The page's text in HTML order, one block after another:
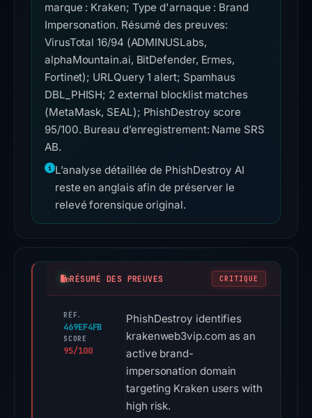
marque : Kraken; Type d'arnaque : Brand
Impersonation. Résumé des preuves:
VirusTotal 16/94 (ADMINUSLabs,
alphaMountain.ai, BitDefender, Ermes,
Fortinet); URLQuery 1 alert; Spamhaus
DBL_PHISH; 2 external blocklist matches
(MetaMask, SEAL); PhishDestroy score
95/100. Bureau d’enregistrement: Name SRS
AB.
L’analyse détaillée de PhishDestroy AI
reste en anglais afin de préserver le
relevé forensique original.
RÉSUMÉ DES PREUVES CRITIQUE
RÉF.
469EF4FB
SCORE
95/100
PhishDestroy identifies
krakenweb3vip.com as an
active brand-
impersonation domain
targeting Kraken users with
high risk.